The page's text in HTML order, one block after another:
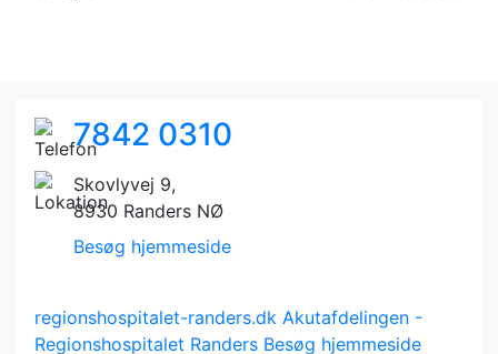
7842 0310
Skovlyvej 9,
8930 Randers NØ
Besøg hjemmeside
regionshospitalet-randers.dk Akutafdelingen -
Regionshospitalet Randers Besøg hjemmeside